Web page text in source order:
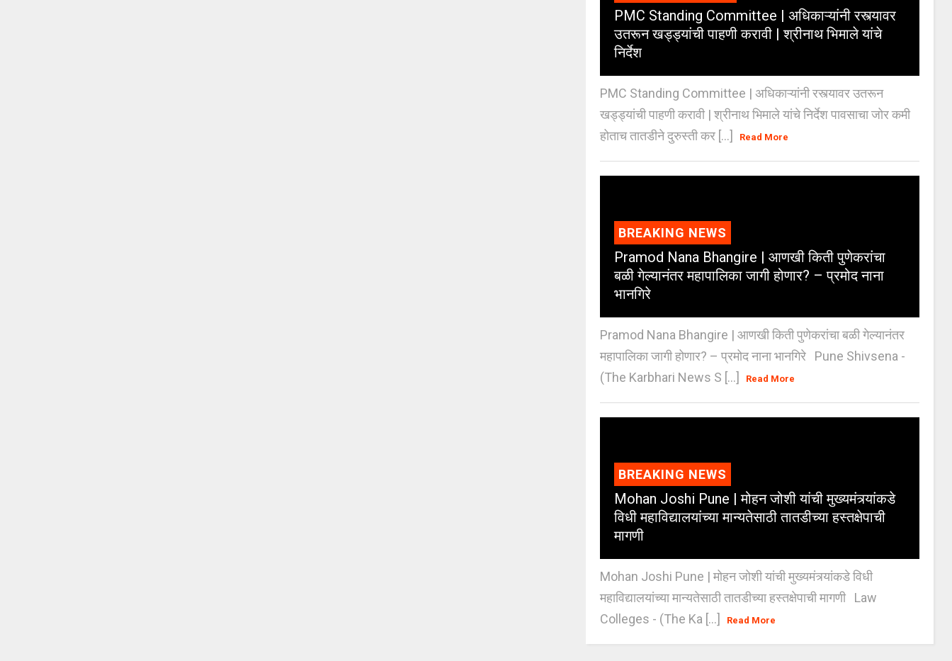
PMC Standing Committee | अधिकाऱ्यांनी रस्त्यावर
उतरून खड्ड्यांची पाहणी करावी | श्रीनाथ भिमाले यांचे
निर्देश
PMC Standing Committee | अधिकाऱ्यांनी रस्त्यावर उतरून
खड्ड्यांची पाहणी करावी | श्रीनाथ भिमाले यांचे निर्देश पावसाचा जोर कमी
होताच तातडीने दुरुस्ती कर [...]
Read More
BREAKING NEWS
Pramod Nana Bhangire | आणखी किती पुणेकरांचा
बळी गेल्यानंतर महापालिका जागी होणार? – प्रमोद नाना
भानगिरे
Pramod Nana Bhangire | आणखी किती पुणेकरांचा बळी गेल्यानंतर
महापालिका जागी होणार? – प्रमोद नाना भानगिरे Pune Shivsena -
(The Karbhari News S [...]
Read More
BREAKING NEWS
Mohan Joshi Pune | मोहन जोशी यांची मुख्यमंत्र्यांकडे
विधी महाविद्यालयांच्या मान्यतेसाठी तातडीच्या हस्तक्षेपाची
मागणी
Mohan Joshi Pune | मोहन जोशी यांची मुख्यमंत्र्यांकडे विधी
महाविद्यालयांच्या मान्यतेसाठी तातडीच्या हस्तक्षेपाची मागणी Law
Colleges - (The Ka [...]
Read More